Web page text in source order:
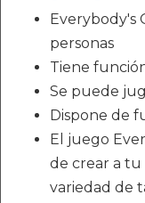
Everybody's
personas
Tiene
Se puede
Dispone de
El juego
de crear a
variedad de